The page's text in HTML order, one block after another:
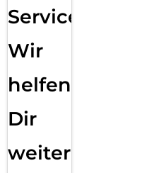
Service:
Wir
helfen
Dir
weiter